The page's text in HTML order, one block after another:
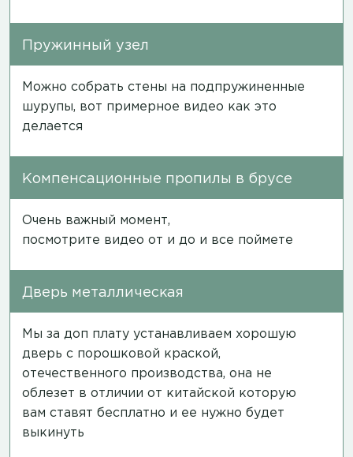
Пружинный узел
Можно собрать стены на подпружиненные
шурупы, вот примерное видео как это
делается
Компенсационные пропилы в брусе
Очень важный момент,
посмотрите видео от и до и все поймете
Дверь металлическая
Мы за доп плату устанавливаем хорошую
дверь с порошковой краской,
отечественного производства, она не
облезет в отличии от китайской которую
вам ставят бесплатно и ее нужно будет
выкинуть